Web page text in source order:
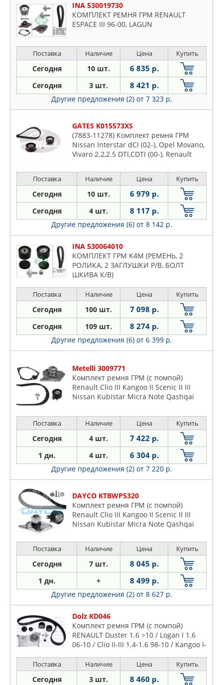
INA 530019730
КОМПЛЕКТ РЕМНЯ ГРМ RENAULT
ESPACE III 96-00, LAGUN
Поставка Наличие Цена Купить
Сегодня 10 шт. 6 835 р.
Сегодня 3 шт. 8 421 р.
Другие предложения (2) от 7 323 р.
GATES K015573XS
(7883-11278) Комплект ремня ГРМ
Nissan Interstar dCI (02-), Opel Movano,
Vivaro 2.2,2.5 DTI,CDTI (00-), Renault
dCI (01-), Master II 2.2,2.5 dCI (00-),
Trafic II 2.2,2.5 dCI (01-), Vel Satis 2.2dCI
Поставка Наличие Цена Купить
Сегодня 10 шт. 6 979 р.
Сегодня 4 шт. 8 117 р.
Другие предложения (6) от 8 142 р.
INA 530064010
КОМПЛЕКТ ГРМ K4M (РЕМЕНЬ, 2
РОЛИКА, 2 ЗАГЛУШКИ Р/В, БОЛТ
ШКИВА К/В)
Поставка Наличие Цена Купить
Сегодня 100 шт. 7 098 р.
Сегодня 109 шт. 8 274 р.
Другие предложения (6) от 6 399 р.
Metelli 3009771
Комплект ремня ГРМ (с помпой)
Renault Clio III Kangoo II Scenic II III
Nissan Kubistar Micra Note Qashqai
Поставка Наличие Цена Купить
Сегодня 4 шт. 7 422 р.
1 дн. 4 шт. 6 304 р.
Другие предложения (2) от 7 220 р.
DAYCO KTBWP5320
Комплект ремня ГРМ (с помпой)
Renault Clio III Kangoo II Scenic II III
Nissan Kubistar Micra Note Qashqai
Поставка Наличие Цена Купить
Сегодня 7 шт. 8 045 р.
1 дн. + 8 499 р.
Другие предложения (2) от 8 627 р.
Dolz KD046
Комплект ремня ГРМ (с помпой)
RENAULT Duster 1.6 >10 / Logan I 1.6
06-10 / Clio II-III 1.4-1.6 98-10 / Kangoo I-
Megane/Scenic I-III 1.4-1.6 99-10,
NISSAN Kubistar 1.6 03>
Поставка Наличие Цена Купить
Сегодня 3 шт. 8 460 р.